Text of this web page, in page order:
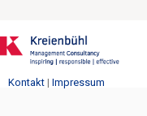
Kontakt| Impressum